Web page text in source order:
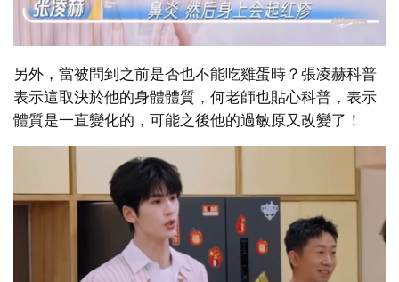
另外，當被問到之前是否也不能吃雞蛋時？張凌赫科普
表示這取決於他的身體體質，何老師也貼心科普，表示
體質是一直變化的，可能之後他的過敏原又改變了！